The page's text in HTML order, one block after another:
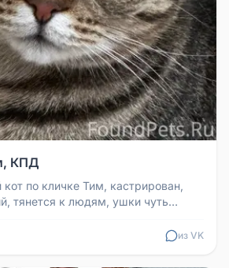
КПД
по кличке Тим, кастрирован,
тянется к людям, ушки чуть
из VK